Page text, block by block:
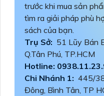
trước khi mua sản
tìm ra giải pháp phù
sách của bạn.
Trụ Sở: 51 Lũy Bán
Q.Tân Phú, TP.HCM
Hotline:
Chi Nhánh 1: 445/
Đông, Bình Tân, TP